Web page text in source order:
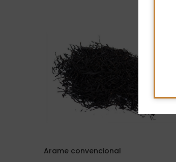
Arame convencional